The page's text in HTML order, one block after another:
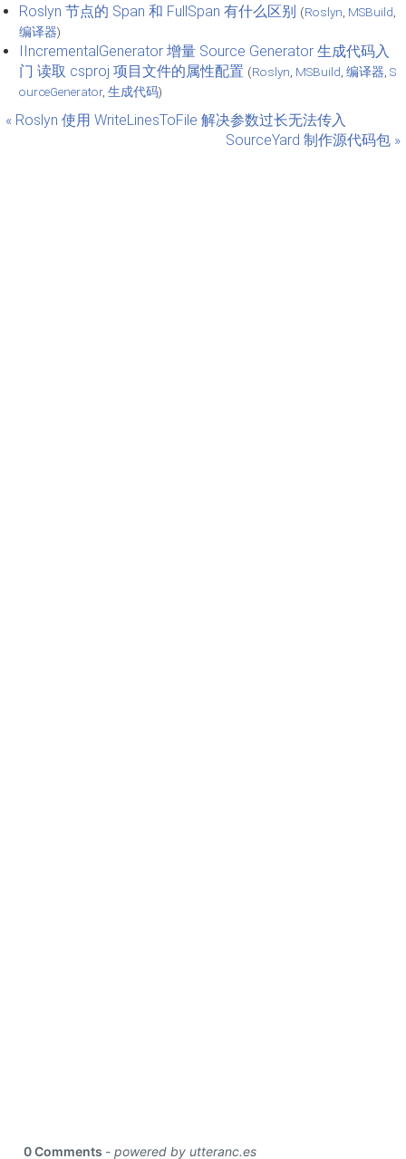
Roslyn 节点的 Span 和 FullSpan 有什么区别 (Roslyn MSBuild
编译器)
IIncrementalGenerator 增量 Source Generator 生成代码入
门 读取 csproj 项目文件的属性配置 (Roslyn MSBuild 编译器 S
ourceGenerator, 生成代码)
« Roslyn 使用 WriteLinesToFile 解决参数过长无法传入
SourceYard 制作源代码包 »